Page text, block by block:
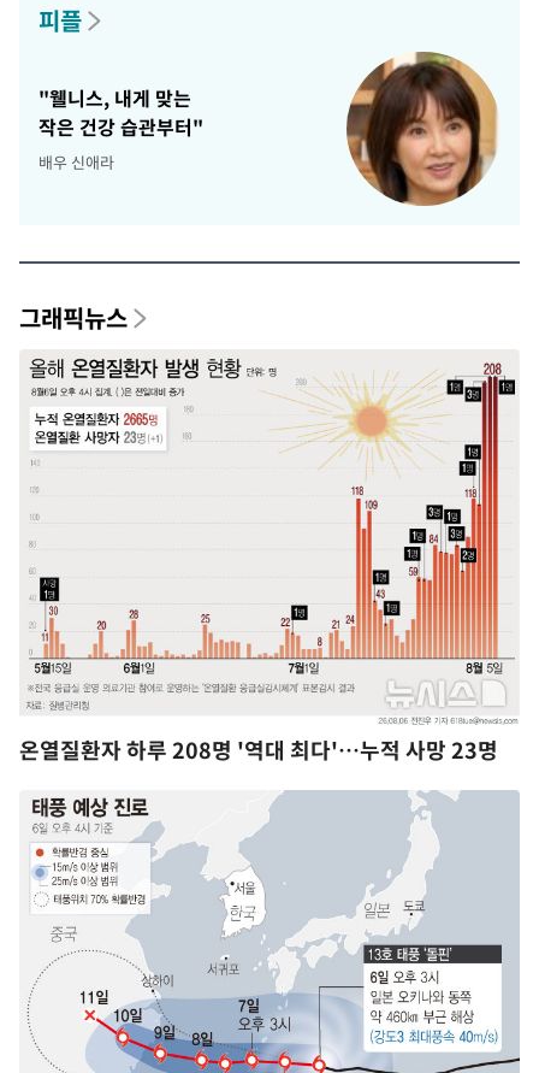
피플
"웰니스, 내게 맞는
작은 건강 습관부터"
배우 신애라
그래픽뉴스
온열질환자 하루 208명 '역대 최다'…누적 사망 23명